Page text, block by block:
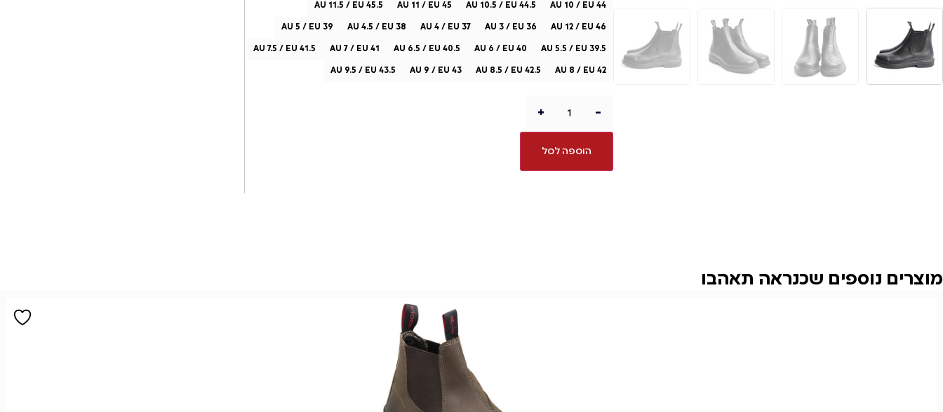
AU 10 / EU 44
AU 10.5 / EU 44.5
AU 11 / EU 45
AU 11.5 / EU 45.5
AU 12 / EU 46
AU 3 / EU 36
AU 4 / EU 37
AU 4.5 / EU 38
AU 5 / EU 39
AU 5.5 / EU 39.5
AU 6 / EU 40
AU 6.5 / EU 40.5
AU 7 / EU 41
AU 7.5 / EU 41.5
AU 8 / EU 42
AU 8.5 / EU 42.5
AU 9 / EU 43
AU 9.5 / EU 43.5
-
+
הוספה לסל
מוצרים נוספים שכנראה תאהבו